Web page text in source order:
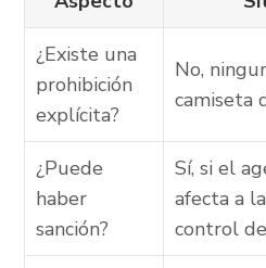
¿Existe una
prohibición
explícita?
No,
camiseta
¿Puede
haber
sanción?
Sí, si el
afecta a
control